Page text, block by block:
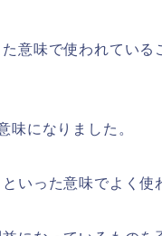
意味で使われている
味になりました。
いった意味でよく使